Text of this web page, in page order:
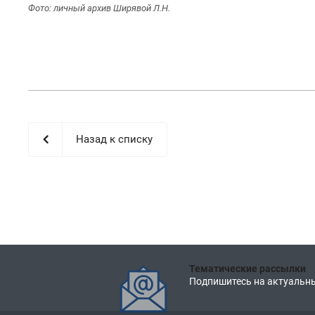
Фото: личный архив Ширявой Л.Н.
Назад к списку
Тематические рассылки
Подпишитесь на